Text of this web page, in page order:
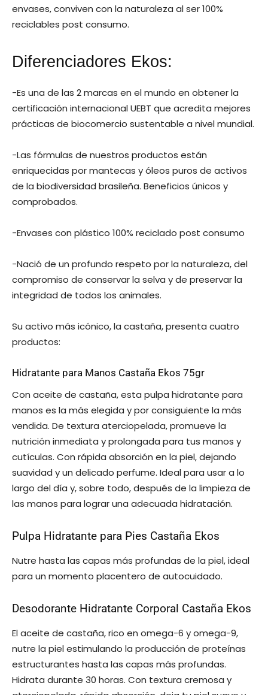
envases, conviven con la naturaleza al ser 100%
reciclables post consumo.
Diferenciadores Ekos:
-Es una de las 2 marcas en el mundo en obtener la
certificación internacional UEBT que acredita mejores
prácticas de biocomercio sustentable a nivel mundial.
-Las fórmulas de nuestros productos están
enriquecidas por mantecas y óleos puros de activos
de la biodiversidad brasileña. Beneficios únicos y
comprobados.
-Envases con plástico 100% reciclado post consumo
-Nació de un profundo respeto por la naturaleza, del
compromiso de conservar la selva y de preservar la
integridad de todos los animales.
Su activo más icónico, la castaña, presenta cuatro
productos:
Hidratante para Manos Castaña Ekos 75gr
Con aceite de castaña, esta pulpa hidratante para
manos es la más elegida y por consiguiente la más
vendida. De textura aterciopelada, promueve la
nutrición inmediata y prolongada para tus manos y
cutículas. Con rápida absorción en la piel, dejando
suavidad y un delicado perfume. Ideal para usar a lo
largo del día y, sobre todo, después de la limpieza de
las manos para lograr una adecuada hidratación.
Pulpa Hidratante para Pies Castaña Ekos
Nutre hasta las capas más profundas de la piel, ideal
para un momento placentero de autocuidado.
Desodorante Hidratante Corporal Castaña Ekos
El aceite de castaña, rico en omega-6 y omega-9,
nutre la piel estimulando la producción de proteínas
estructurantes hasta las capas más profundas.
Hidrata durante 30 horas. Con textura cremosa y